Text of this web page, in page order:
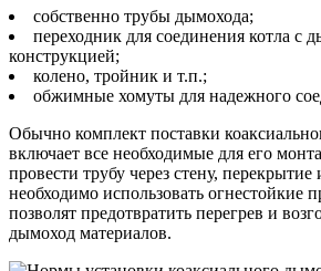
собственно трубы дымохода;
переходник для соединения котла с
конструкцией;
колено, тройник и т.п.;
обжимные хомуты для надежного
Обычно комплект поставки
включает все необходимые для его
провести трубу через стену,
необходимо использовать огнестойкие
позволят предотвратить перегрев и
дымоход материалов.